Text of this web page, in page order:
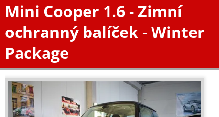
Mini Cooper 1.6 - Zimní
ochranný balíček - Winter
Package